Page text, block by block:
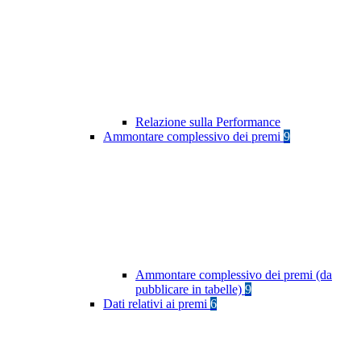
Relazione sulla Performance
Ammontare complessivo dei premi 9
Ammontare complessivo dei premi (da
pubblicare in tabelle) 9
Dati relativi ai premi 6